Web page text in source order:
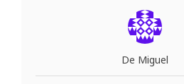
De Miguel